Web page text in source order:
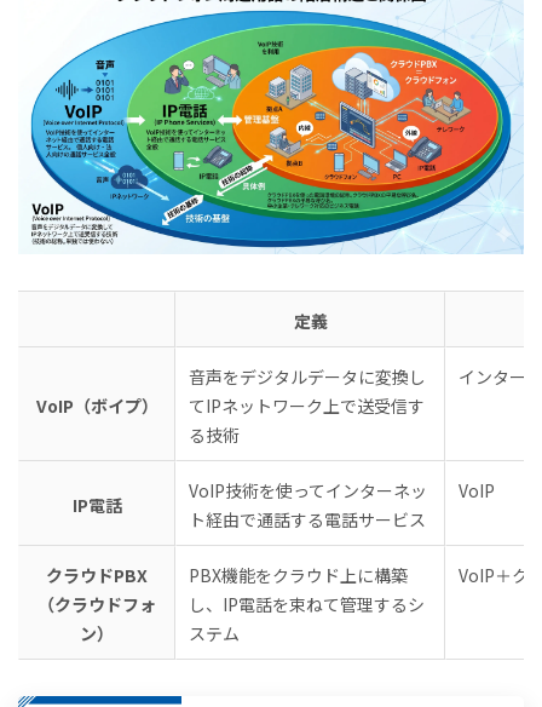
定義
VoIP（ボイプ）
音声をデジタルデータに変換し
てIPネットワーク上で送受信す
る技術
インター
IP電話
VoIP技術を使ってインターネッ
ト経由で通話する電話サービス
VoIP
クラウドPBX
（クラウドフォ
ン）
PBX機能をクラウド上に構築
し、IP電話を束ねて管理するシ
ステム
VoIP＋ク